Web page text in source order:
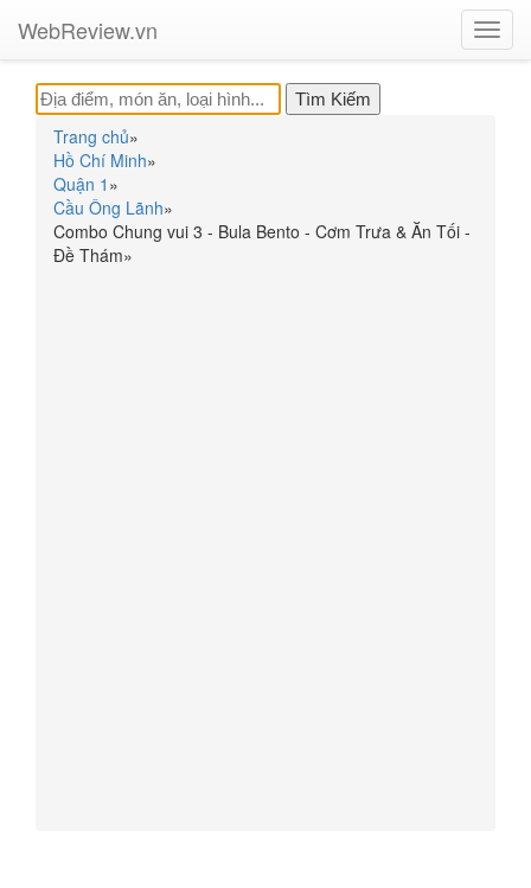
WebReview.vn
Trang chủ»
Hồ Chí Minh»
Quận 1 »
Cầu Ông Lãnh»
Combo Chung vui 3 - Bula Bento - Cơm Trưa & Ăn Tối -
Đề Thám»